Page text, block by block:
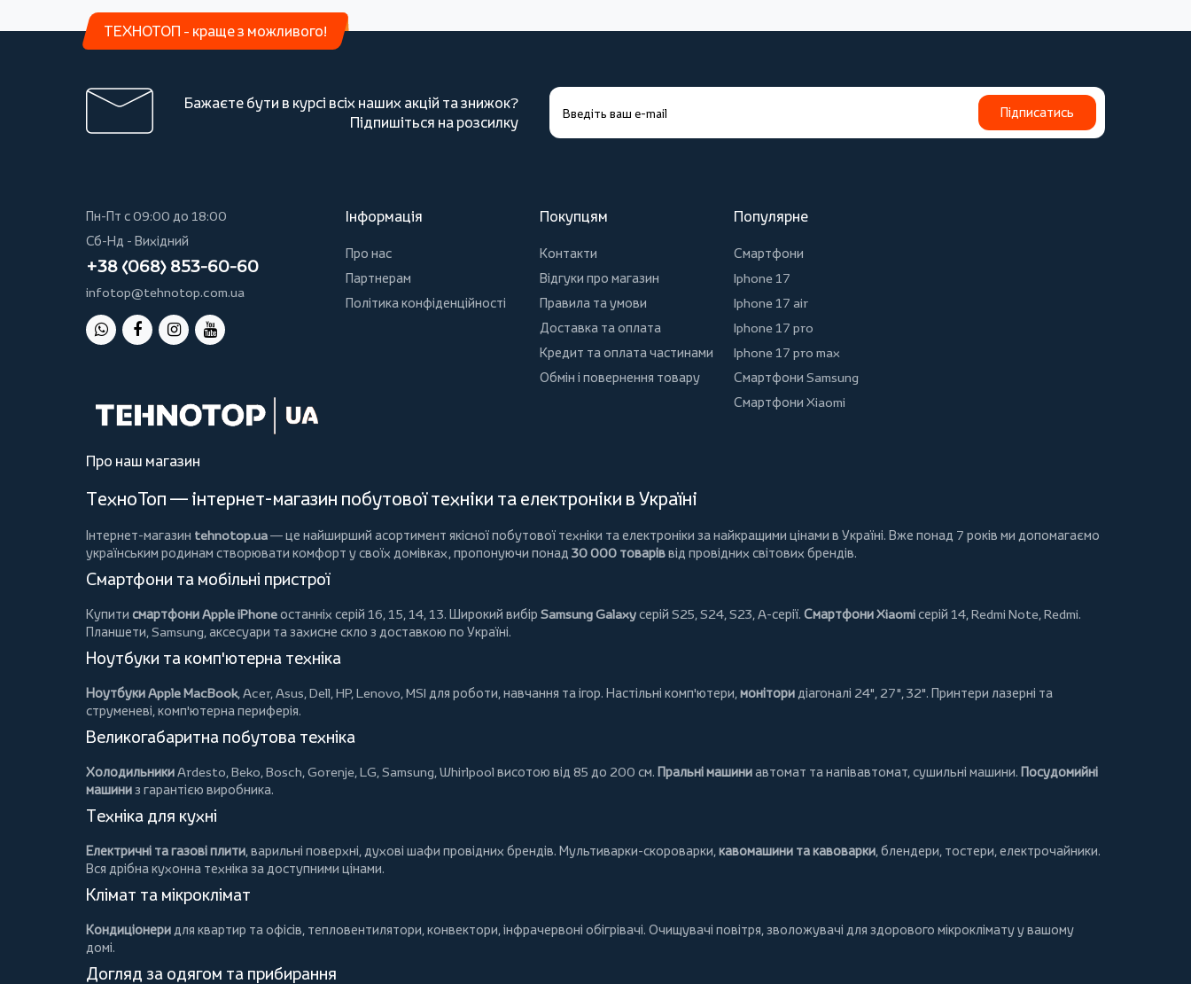
ТЕХНОТОП - краще з можливого!
Бажаєте бути в курсі всіх наших акцій та знижок?
Підпишіться на розсилку
Підписатись
Пн-Пт с 09:00 до 18:00
Сб-Нд - Вихідний
+38 (068) 853-60-60
infotop@tehnotop.com.ua
Інформація
Про нас
Партнерам
Політика конфіденційності
Покупцям
Контакти
Відгуки про магазин
Правила та умови
Доставка та оплата
Кредит та оплата частинами
Обмін і повернення товару
Популярне
Смартфони
Iphone 17
Iphone 17 air
Iphone 17 pro
Iphone 17 pro max
Смартфони Samsung
Смартфони Xiaomi
Про наш магазин
ТехноТоп — інтернет-магазин побутової техніки та електроніки в Україні
Інтернет-магазин tehnotop.ua— це найширший асортимент якісної побутової техніки та електроніки за найкращими цінами в Україні. Вже понад 7 років ми допомагаємо
українським родинам створювати комфорт у своїх домівках, пропонуючи понад 30 000 товаріввід провідних світових брендів.
Смартфони та мобільні пристрої
Купити смартфони Apple iPhoneостанніх серій 16, 15, 14, 13. Широкий вибір Samsung Galaxyсерій S25, S24, S23, A-серії. Смартфони Xiaomiсерій 14, Redmi Note, Redmi.
Планшети, Samsung, аксесуари тазахисне скло з доставкою по Україні.
Ноутбуки та комп'ютерна техніка
Ноутбуки Apple MacBook,Acer,Asus,Dell,HP,Lenovo,MSI для роботи, навчання та ігор. Настільні комп'ютери,моніторидіагоналі 24", 27", 32". Принтери лазерні та
струменеві, комп'ютерна периферія.
Великогабаритна побутова техніка
ХолодильникиArdesto,Beko,Bosch,Gorenje,LG,Samsung,Whirlpool висотою від 85 до 200 см. Пральні машиниавтомат та напівавтомат,сушильні машини. Посудомийні
машиниз гарантією виробника.
Техніка для кухні
Електричні та газові плити, варильні поверхні, духові шафи провідних брендів. Мультиварки-скороварки,кавомашини та кавоварки,блендери, тостери,електрочайники.
Вся дрібна кухонна техніка за доступними цінами.
Клімат та мікроклімат
Кондиціонеридля квартир та офісів, тепловентилятори,конвектори,інфрачервоні обігрівачі. Очищувачі повітря, зволожувачі для здорового мікроклімату у вашому
домі.
Догляд за одягом та прибирання